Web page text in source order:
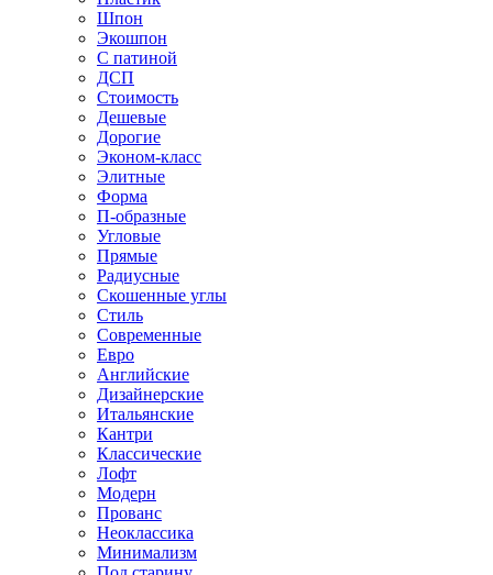
Шпон
Экошпон
С патиной
ДСП
Стоимость
Дешевые
Дорогие
Эконом-класс
Элитные
Форма
П-образные
Угловые
Прямые
Радиусные
Скошенные углы
Стиль
Современные
Евро
Английские
Дизайнерские
Итальянские
Кантри
Классические
Лофт
Модерн
Прованс
Неоклассика
Минимализм